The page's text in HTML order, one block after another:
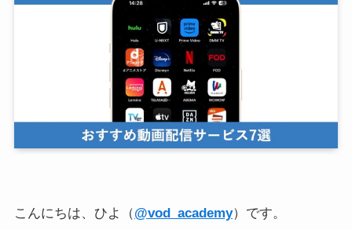
こんにちは、ひよ（@vod_academy）です。